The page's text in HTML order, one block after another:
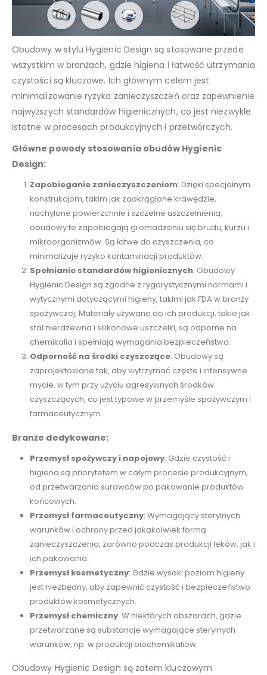
Obudowy w stylu Hygienic Design są stosowane przede
wszystkim w branżach, gdzie higiena i łatwość utrzymania
czystości są kluczowe. Ich głównym celem jest
minimalizowanie ryzyka zanieczyszczeń oraz zapewnienie
najwyższych standardów higienicznych, co jest niezwykle
istotne w procesach produkcyjnych i przetwórczych.
Główne powody stosowania obudów Hygienic
Design:
Zapobieganie zanieczyszczeniom: Dzięki specjalnym
konstrukcjom, takim jak zaokrąglone krawędzie,
nachylone powierzchnie i szczelne uszczelnienia,
obudowy te zapobiegają gromadzeniu się brudu, kurzu i
mikroorganizmów. Są łatwe do czyszczenia, co
minimalizuje ryzyko kontaminacji produktów.
Spełnianie standardów higienicznych: Obudowy
Hygienic Design są zgodne z rygorystycznymi normami i
wytycznymi dotyczącymi higieny, takimi jak FDA w branży
spożywczej. Materiały używane do ich produkcji, takie jak
stal nierdzewna i silikonowe uszczelki, są odporne na
chemikalia i spełniają wymagania bezpieczeństwa.
Odporność na środki czyszczące: Obudowy są
zaprojektowane tak, aby wytrzymać częste i intensywne
mycie, w tym przy użyciu agresywnych środków
czyszczących, co jest typowe w przemyśle spożywczym i
farmaceutycznym.
Branże dedykowane:
Przemysł spożywczy i napojowy: Gdzie czystość i
higiena są priorytetem w całym procesie produkcyjnym,
od przetwarzania surowców po pakowanie produktów
końcowych.
Przemysł farmaceutyczny: Wymagający sterylnych
warunków i ochrony przed jakąkolwiek formą
zanieczyszczenia, zarówno podczas produkcji leków, jak i
ich pakowania.
Przemysł kosmetyczny: Gdzie wysoki poziom higieny
jest niezbędny, aby zapewnić czystość i bezpieczeństwo
produktów kosmetycznych.
Przemysł chemiczny: W niektórych obszarach, gdzie
przetwarzane są substancje wymagające sterylnych
warunków, np. w produkcji biochemikaliów.
Obudowy Hygienic Design są zatem kluczowym